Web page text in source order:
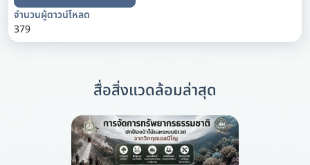
จำนวนผู้ดาวน์โหลด
379
สื่อสิ่งแวดล้อมล่าสุด